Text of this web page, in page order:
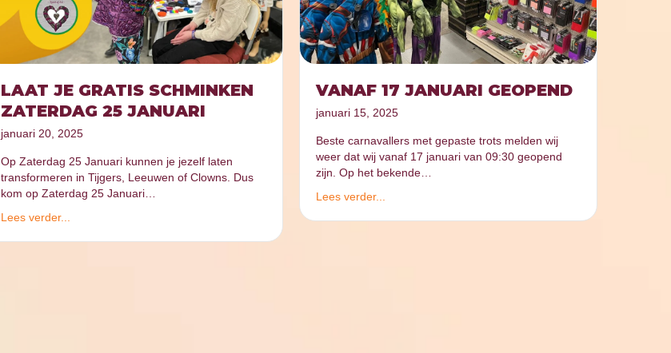
LAAT JE GRATIS SCHMINKEN
ZATERDAG 25 JANUARI
januari 20, 2025
Op Zaterdag 25 Januari kunnen je jezelf laten
transformeren in Tijgers, Leeuwen of Clowns. Dus
kom op Zaterdag 25 Januari…
Lees verder...
VANAF 17 JANUARI GEOPEND
januari 15, 2025
Beste carnavallers met gepaste trots melden wij
weer dat wij vanaf 17 januari van 09:30 geopend
zijn. Op het bekende…
Lees verder...